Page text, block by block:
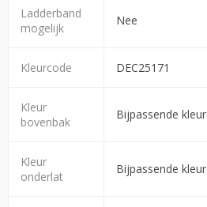
Ladderband
mogelijk
Nee
Kleurcode DEC25171
Kleur
bovenbak
Bijpassende kleur
Kleur
onderlat
Bijpassende kleur